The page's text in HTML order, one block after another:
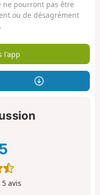
ne pourront pas être
ou de désagrément
l'app
5 avis